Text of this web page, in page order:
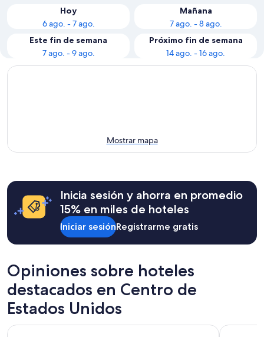
Hoy
6 ago. - 7 ago.
Mañana
7 ago. - 8 ago.
Este fin de semana
7 ago. - 9 ago.
Próximo fin de semana
14 ago. - 16 ago.
Mostrar mapa
Inicia sesión y ahorra en promedio
15% en miles de hoteles
Iniciar sesiónRegistrarme gratis
Opiniones sobre hoteles
destacados en Centro de
Estados Unidos
La Quinta Inn & Suites by Wyndham San Antonio Riverwalk
Fairmont